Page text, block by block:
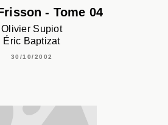
- Tome 04
Olivier Supiot
Éric Baptizat
30/10/2002